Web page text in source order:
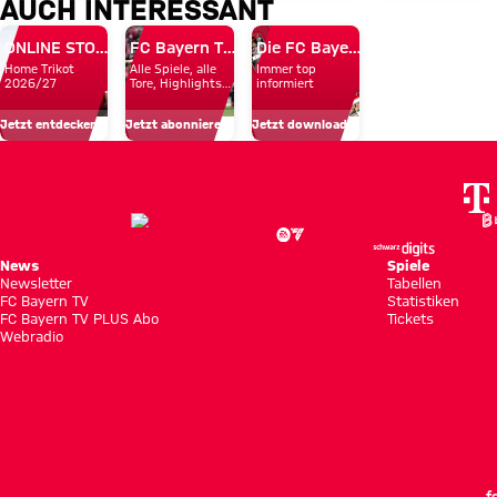
Donnerstag
des FC
Bayern
in
Hongkong
dem
Spiel
gegen
Aston
Villa
rund
um
unsere
Profis
AUCH INTERESSANT
ONLINE STORE
Home Trikot
2026/27
Jetzt entdecken
FC Bayern TV PLUS
Alle Spiele, alle
Tore, Highlights
Jetzt abonnieren!
Die FC Bayern Apps
Immer top
informiert
Jetzt downloaden!
News
Newsletter
FC Bayern TV
FC Bayern TV PLUS Abo
Webradio
Spiele
Tabellen
Statistiken
Tickets